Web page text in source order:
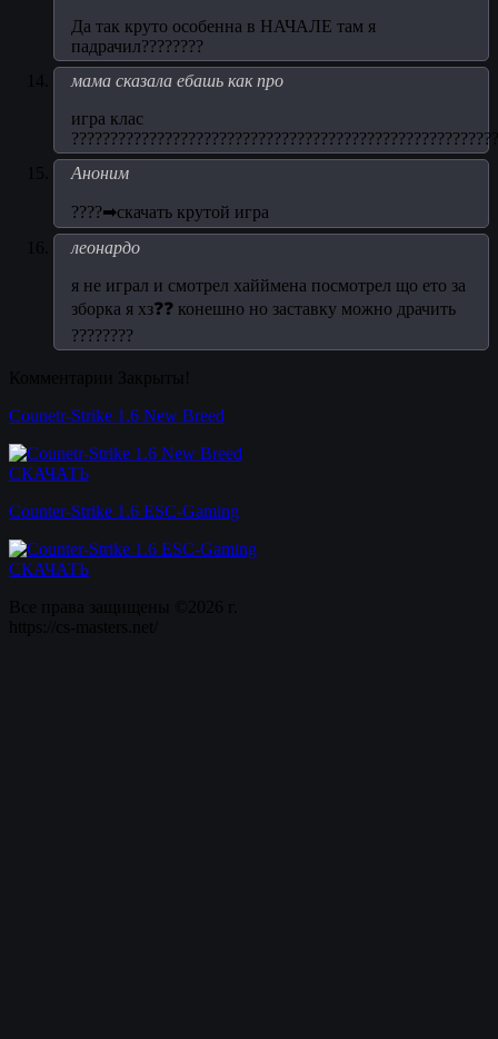
Да так круто особенна в НАЧАЛЕ там я
падрачил????????
мама сказала ебашь как про
игра клас
Аноним
????➡скачать крутой игра
леонардо
я не играл и смотрел хайймена посмотрел що ето за
зборка я хз❓❓ конешно но заставку можно драчить
????????
Counetr-Strike 1.6 New Breed
СКАЧАТЬ
Counter-Strike 1.6 ESC-Gaming
СКАЧАТЬ